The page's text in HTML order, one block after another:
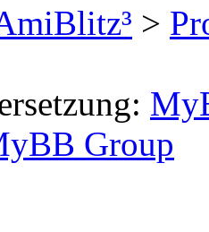
>
Group